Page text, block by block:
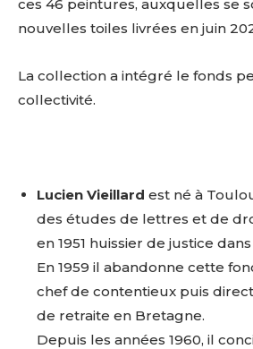
ces 46 peintures, auxquelles se
nouvelles toiles livrées en juin
La collection a intégré le fonds
collectivité.
Lucien Vieillard est né à
des études de lettres et de
en 1951 huissier de justice
En 1959 il abandonne cette
chef de contentieux puis
de retraite en Bretagne.
Depuis les années 1960, il